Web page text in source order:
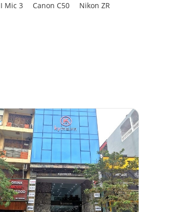
Mic 3 Canon C50
Nikon ZR